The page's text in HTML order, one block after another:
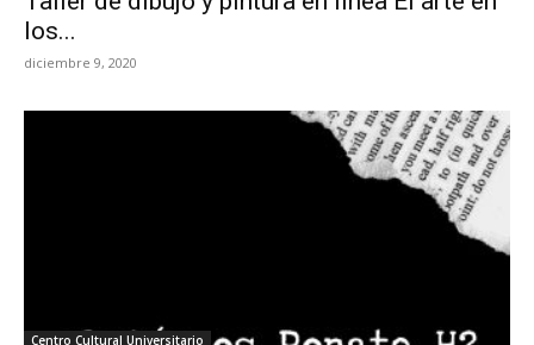
los...
diciembre 9, 2020
Centro Cultural Universitario